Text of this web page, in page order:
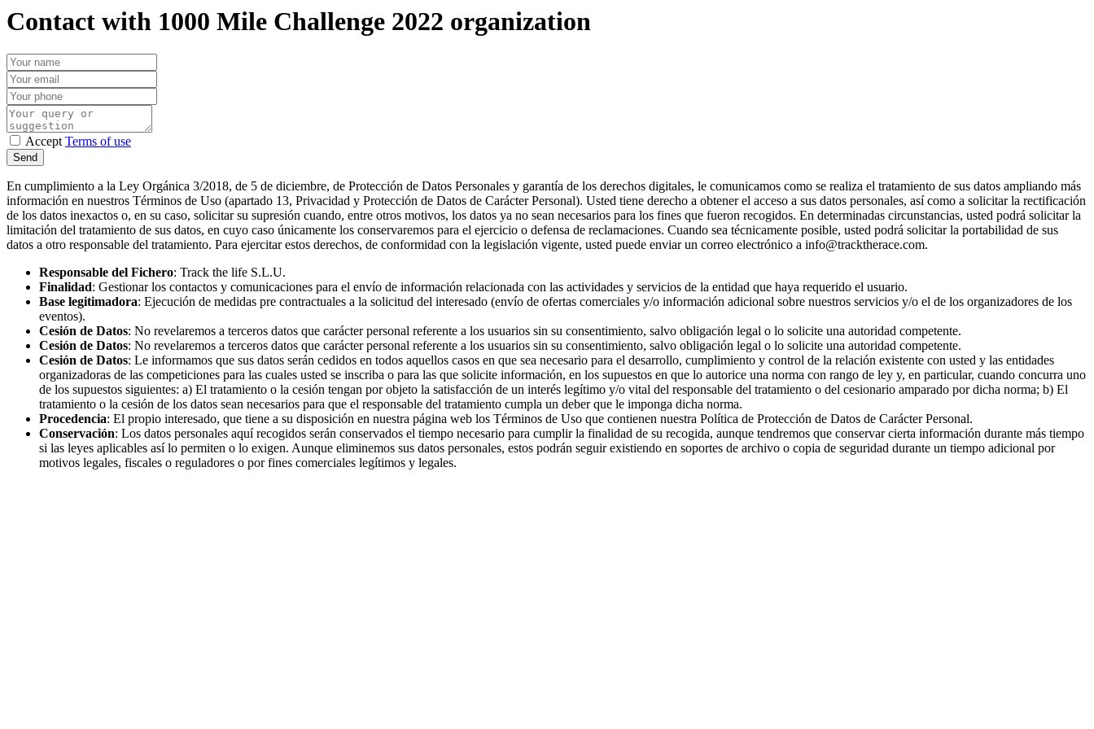
Contact with 1000 Mile Challenge 2022 organization
AcceptTerms of use
En cumplimiento a la Ley Orgánica 3/2018, de 5 de diciembre, de Protección de Datos Personales y garantía de los derechos digitales, le comunicamos como se realiza el tratamiento de sus datos ampliando más
información en nuestros Términos de Uso (apartado 13, Privacidad y Protección de Datos de Carácter Personal). Usted tiene derecho a obtener el acceso a sus datos personales, así como a solicitar la rectificación
de los datos inexactos o, en su caso, solicitar su supresión cuando, entre otros motivos, los datos ya no sean necesarios para los fines que fueron recogidos. En determinadas circunstancias, usted podrá solicitar la
limitación del tratamiento de sus datos, en cuyo caso únicamente los conservaremos para el ejercicio o defensa de reclamaciones. Cuando sea técnicamente posible, usted podrá solicitar la portabilidad de sus
datos a otro responsable del tratamiento. Para ejercitar estos derechos, de conformidad con la legislación vigente, usted puede enviar un correo electrónico a info@tracktherace.com.
Responsable del Fichero: Track the life S.L.U.
Finalidad: Gestionar los contactos y comunicaciones para el envío de información relacionada con las actividades y servicios de la entidad que haya requerido el usuario.
Base legitimadora: Ejecución de medidas pre contractuales a la solicitud del interesado (envío de ofertas comerciales y/o información adicional sobre nuestros servicios y/o el de los organizadores de los
eventos).
Cesión de Datos: No revelaremos a terceros datos que carácter personal referente a los usuarios sin su consentimiento, salvo obligación legal o lo solicite una autoridad competente.
Cesión de Datos: No revelaremos a terceros datos que carácter personal referente a los usuarios sin su consentimiento, salvo obligación legal o lo solicite una autoridad competente.
Cesión de Datos: Le informamos que sus datos serán cedidos en todos aquellos casos en que sea necesario para el desarrollo, cumplimiento y control de la relación existente con usted y las entidades
organizadoras de las competiciones para las cuales usted se inscriba o para las que solicite información, en los supuestos en que lo autorice una norma con rango de ley y, en particular, cuando concurra uno
de los supuestos siguientes: a) El tratamiento o la cesión tengan por objeto la satisfacción de un interés legítimo y/o vital del responsable del tratamiento o del cesionario amparado por dicha norma; b) El
tratamiento o la cesión de los datos sean necesarios para que el responsable del tratamiento cumpla un deber que le imponga dicha norma.
Procedencia: El propio interesado, que tiene a su disposición en nuestra página web los Términos de Uso que contienen nuestra Política de Protección de Datos de Carácter Personal.
Conservación: Los datos personales aquí recogidos serán conservados el tiempo necesario para cumplir la finalidad de su recogida, aunque tendremos que conservar cierta información durante más tiempo
si las leyes aplicables así lo permiten o lo exigen. Aunque eliminemos sus datos personales, estos podrán seguir existiendo en soportes de archivo o copia de seguridad durante un tiempo adicional por
motivos legales, fiscales o reguladores o por fines comerciales legítimos y legales.